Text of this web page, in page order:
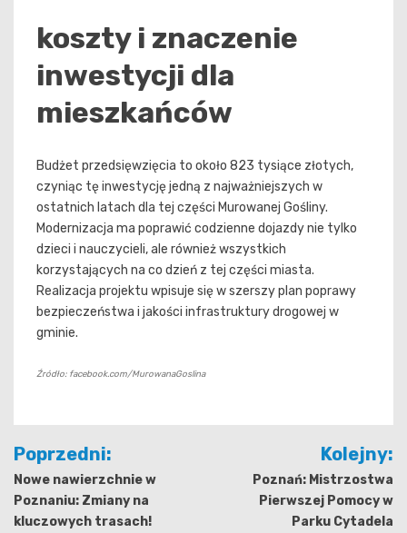
koszty i znaczenie
inwestycji dla
mieszkańców
Budżet przedsięwzięcia to około 823 tysiące złotych,
czyniąc tę inwestycję jedną z najważniejszych w
ostatnich latach dla tej części Murowanej Gośliny.
Modernizacja ma poprawić codzienne dojazdy nie tylko
dzieci i nauczycieli, ale również wszystkich
korzystających na co dzień z tej części miasta.
Realizacja projektu wpisuje się w szerszy plan poprawy
bezpieczeństwa i jakości infrastruktury drogowej w
gminie.
Źródło: facebook.com/MurowanaGoslina
Nawigacja
wpisu
Poprzedni:
Nowe nawierzchnie w
Poznaniu: Zmiany na
kluczowych trasach!
Kolejny:
Poznań: Mistrzostwa
Pierwszej Pomocy w
Parku Cytadela